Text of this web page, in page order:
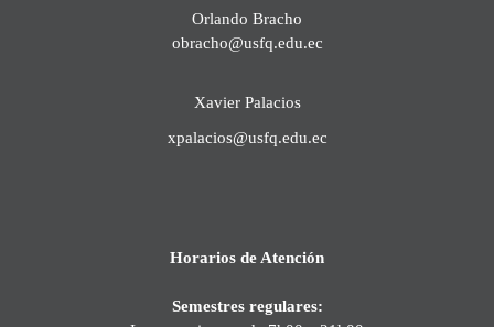
Orlando Bracho
obracho@usfq.edu.ec
Xavier Palacios
xpalacios@usfq.edu.ec
Horarios de Atención
Semestres regulares: